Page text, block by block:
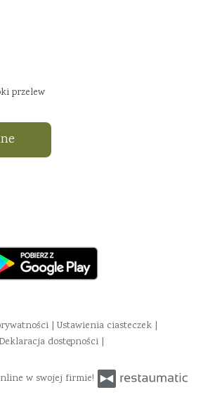
przelew
| Ustawienia ciasteczek |
Deklaracja dostępności |
w swojej firmie!